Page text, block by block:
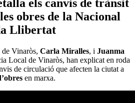
els canvis de trànsit
obres de la Nacional
Llibertat
Vinaròs, Carla Miralles, i Juanma
Local de Vinaròs, han explicat en roda
de circulació que afecten la ciutat a
en marxa.